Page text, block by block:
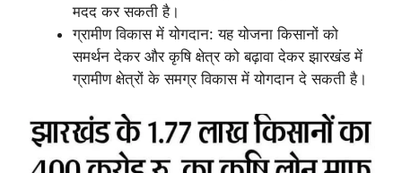
मदद कर सकती है।
ग्रामीण विकास में योगदान: यह योजना किसानों को
समर्थन देकर और कृषि क्षेत्र को बढ़ावा देकर झारखंड में
ग्रामीण क्षेत्रों के समग्र विकास में योगदान दे सकती है।